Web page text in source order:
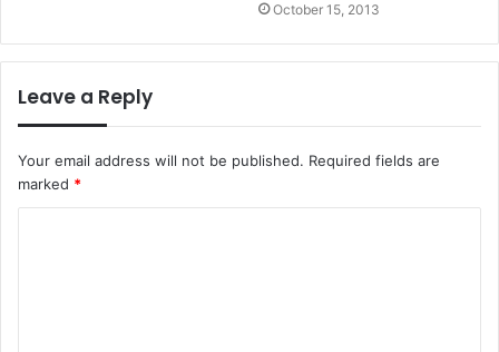
October 15, 2013
Leave a Reply
Your email address will not be published. Required fields are
marked *